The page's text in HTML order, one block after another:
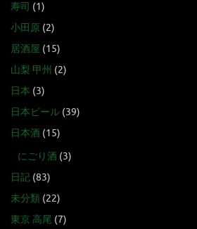
寿司 (1)
小田原 (2)
居酒屋 (15)
山梨 甲州 (2)
日本 (3)
日本ビール (39)
日本酒 (15)
にごり酒 (3)
日記 (83)
未分類 (22)
東京 高尾 (7)